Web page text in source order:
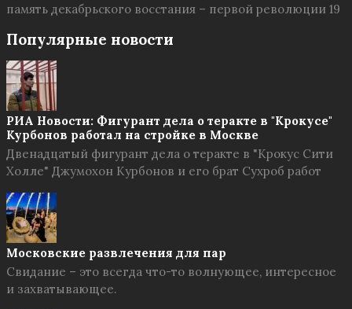
память декабрьского восстания – первой революции 19
Популярные новости
РИА Новости: Фигурант дела о теракте в "Крокусе"
Курбонов работал на стройке в Москве
Двенадцатый фигурант дела о теракте в "Крокус Сити
Холле" Джумохон Курбонов и его брат Сухроб работ
Московские развлечения для пар
Свидание – это всегда что-то волнующее, интересное
и захватывающее.